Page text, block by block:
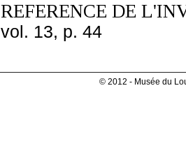
REFERENCE DE
vol. 13, p. 44
© 2012 - Musée du